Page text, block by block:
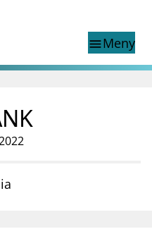
menuMeny
English
English home page